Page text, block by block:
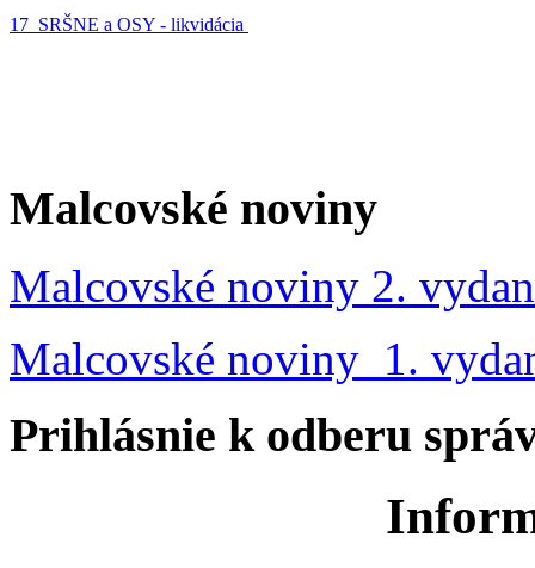
17_SRŠNE a OSY - likvidácia
Malcovské noviny
Malcovské noviny 2.
Malcovské noviny 1.
Prihlásnie k odberu